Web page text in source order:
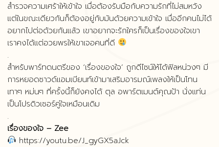
สำรวจความเศร้าให้เข้าใจ เมื่อต้องรับมือกับความรักที่ไม่สมหวัง
แต่ในขณะเดียวกันก็ต้องอยู่กับมันด้วยความเข้าใจ เมื่ออีกคนไม่ได้
อยากไปต่อด้วยกันแล้ว เขาอยากจะรักใครก็เป็นเรื่องของใจเขา
เราคงได้แต่อวยพรให้เขาเจอคนที่ดี
.
สำหรับพาร์ทดนตรีของ ‘เรื่องของใจ’ ถูกดีไซน์ให้ได้ฟิลหน่วงๆ มี
การหยอดซาวด์แอมเบียนท์เข้ามาเสริมอารมณ์เพลงให้เป็นโทน
เทาๆ หม่นๆ ที่ครั้งนี้ก็ยังคงได้ ตุล อพาร์ตเมนต์คุณป้า นั่งแท่น
เป็นโปรดิวเซอร์คู่ใจเหมือนเดิม
.
เรื่องของใจ – Zee
https://youtu.be/J_gyGX5aJck